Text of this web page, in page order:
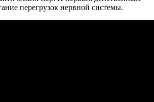
перегрузок нервной системы.